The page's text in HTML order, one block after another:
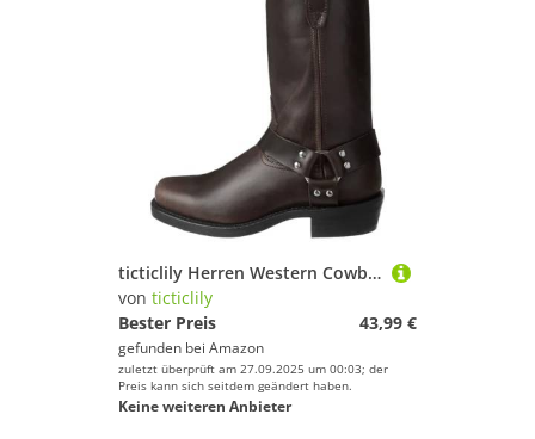
ticticlily Herren Western Cowboystiefel Vintage Motorradstiefel Winter Männer Leder Hohe Stiefel Unisex Erwachsene Reiterstiefel Arbeitsstiefel B Kaffee 45 EU
von ticticlily
Bester Preis
43,99 €
gefunden bei Amazon
zuletzt überprüft am 27.09.2025 um 00:03; der
Preis kann sich seitdem geändert haben.
Keine weiteren Anbieter